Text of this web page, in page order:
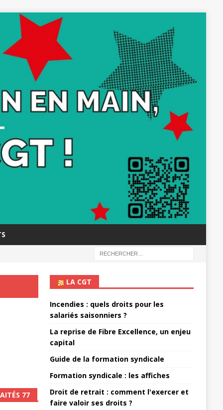
77
LA CGT
Incendies : quels droits pour les
salariés saisonniers ?
La reprise de Fibre Excellence, un enjeu
capital
Guide de la formation syndicale
Formation syndicale : les affiches
Droit de retrait : comment l'exercer et
faire valoir ses droits ?